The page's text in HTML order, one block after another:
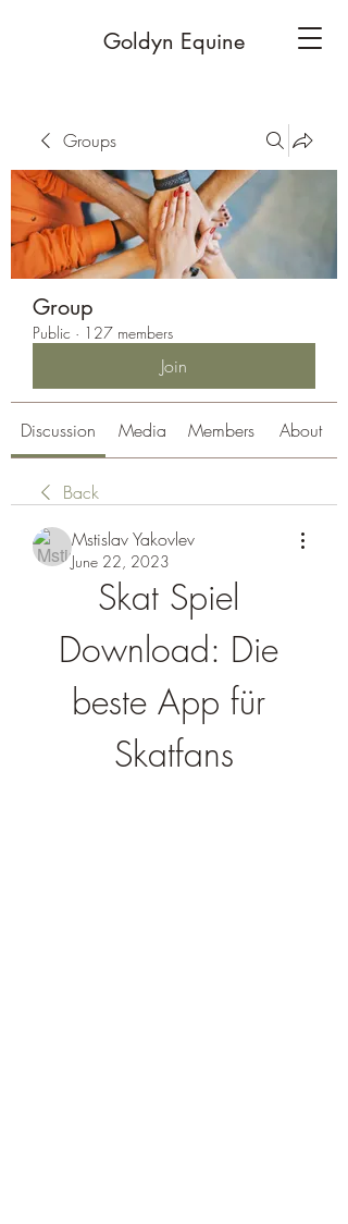
Goldyn Equine
Groups
Group
Public · 127 members
Join
Discussion Media Members About
Back
Mstislav Yakovlev
June 22, 2023
Skat Spiel
Download: Die
beste App für
Skatfans